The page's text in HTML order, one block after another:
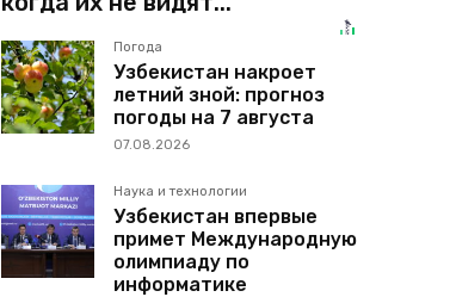
Погода
Узбекистан накроет
летний зной: прогноз
погоды на 7 августа
07.08.2026
Наука и технологии
Узбекистан впервые
примет Международную
олимпиаду по
информатике